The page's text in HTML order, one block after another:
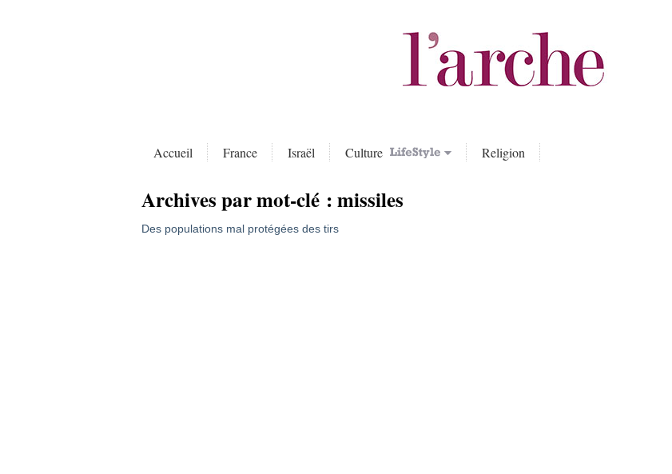
Accueil France Israël Culture Religion
Archives par mot-clé :missiles
Des populations mal protégées des tirs